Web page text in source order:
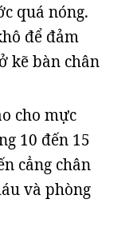
quá nóng.
để đảm
kẽ bàn chân
cho mực
10 đến 15
cẳng chân
và phòng